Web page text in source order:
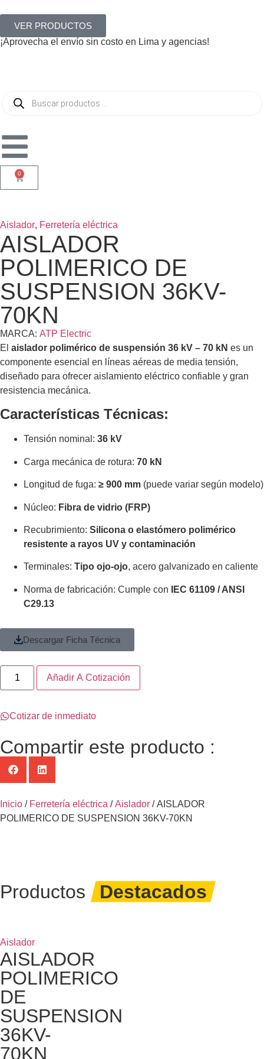
VER PRODUCTOS
¡Aprovecha el envío sin costo en Lima y agencias!
0
Aislador, Ferretería eléctrica
AISLADOR
POLIMERICO DE
SUSPENSION 36KV-
70KN
MARCA: ATP Electric
El aislador polimérico de suspensión 36 kV – 70 kN es un
componente esencial en líneas aéreas de media tensión,
diseñado para ofrecer aislamiento eléctrico confiable y gran
resistencia mecánica.
Características Técnicas:
Tensión nominal: 36 kV
Carga mecánica de rotura: 70 kN
Longitud de fuga: ≥ 900 mm (puede variar según modelo)
Núcleo: Fibra de vidrio (FRP)
Recubrimiento: Silicona o elastómero polimérico
resistente a rayos UV y contaminación
Terminales: Tipo ojo-ojo, acero galvanizado en caliente
Norma de fabricación: Cumple con
IEC 61109 / ANSI
C29.13
Descargar Ficha Técnica
Añadir A Cotización
Cotizar de inmediato
Compartir este producto :
Inicio / Ferretería eléctrica /Aislador / AISLADOR
POLIMERICO DE SUSPENSION 36KV-70KN
Productos Destacados
Aislador
AISLADOR
POLIMERICO
DE
SUSPENSION
36KV-
70KN